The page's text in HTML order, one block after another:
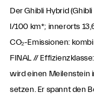
Der Ghibli Hybrid
l/100 km*; innerorts
CO₂-Emissionen:
FINAL //
wird einen Meilenstein
setzen. Er spannt den